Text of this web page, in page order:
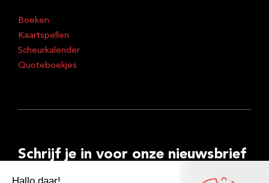
Boeken
Kaartspellen
Scheurkalender
Quoteboekjes
Schrijf je in voor onze nieuwsbrief